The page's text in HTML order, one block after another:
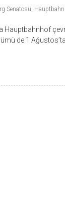
Senatosu,
Hauptbahnhof
de 1